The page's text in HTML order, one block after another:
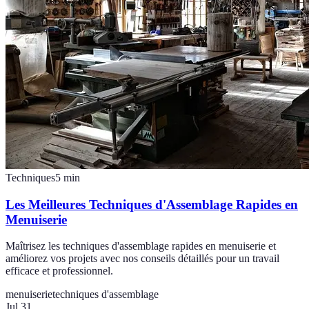
Techniques5 min
Les Meilleures Techniques d'Assemblage Rapides en
Menuiserie
Maîtrisez les techniques d'assemblage rapides en menuiserie et
améliorez vos projets avec nos conseils détaillés pour un travail
efficace et professionnel.
menuiserietechniques d'assemblage